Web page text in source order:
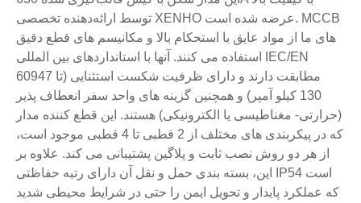
توسط ارائه‌دهنده تخصصی XENHO عرضه شده است. MCCB
های ما از مواد عایق با استحکام بالا و مکانیسم های قطع دقیق
استفاده می کنند. آنها با استانداردهای بین المللی IEC/EN
60947 مطابقت دارند و دارای ظرفیت شکست استثنایی (تا
130 کیلو آمپر) و همچنین گزینه های واحد سفر انعطاف پذیر
(حرارتی- مغناطیسی یا الکترونیکی) هستند. این قطع کننده مدار
که در پیکربندی های مختلف از 2 قطبی تا 4 قطبی موجود است،
از هر دو روش نصب ثابت و پلاگین پشتیبانی می کند. علاوه بر
این، بسته بندی حمل و نقل آن دارای رتبه حفاظتی IP54 است
که عملکرد پایدار و تحویل ایمن را حتی در شرایط محیطی شدید